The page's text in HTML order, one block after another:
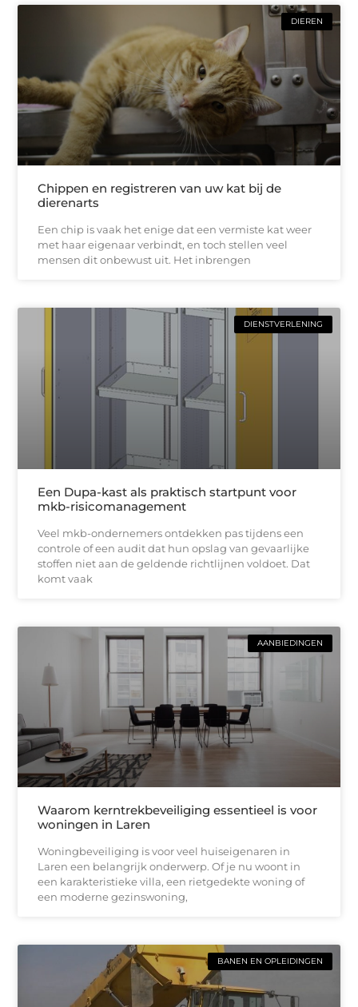
DIEREN
Chippen en registreren van uw kat bij de
dierenarts
Een chip is vaak het enige dat een vermiste kat weer
met haar eigenaar verbindt, en toch stellen veel
mensen dit onbewust uit. Het inbrengen
DIENSTVERLENING
Een Dupa-kast als praktisch startpunt voor
mkb-risicomanagement
Veel mkb-ondernemers ontdekken pas tijdens een
controle of een audit dat hun opslag van gevaarlijke
stoffen niet aan de geldende richtlijnen voldoet. Dat
komt vaak
AANBIEDINGEN
Waarom kerntrekbeveiliging essentieel is voor
woningen in Laren
Woningbeveiliging is voor veel huiseigenaren in
Laren een belangrijk onderwerp. Of je nu woont in
een karakteristieke villa, een rietgedekte woning of
een moderne gezinswoning,
BANEN EN OPLEIDINGEN